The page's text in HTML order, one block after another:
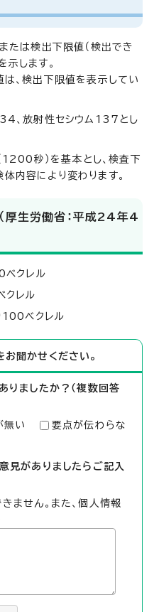
たは検出下限値（検出でき
示します。
は、検出下限値を表示してい
、放射性セシウム137とし
秒）を基本とし、検査下
内容により変わります。
厚生労働省：平成24年4
ベクレル
クレル
100ベクレル
聞かせください。
りましたか？（複数回答
無い
要点が伝わらな
見がありましたらご記入
ません。また、個人情報